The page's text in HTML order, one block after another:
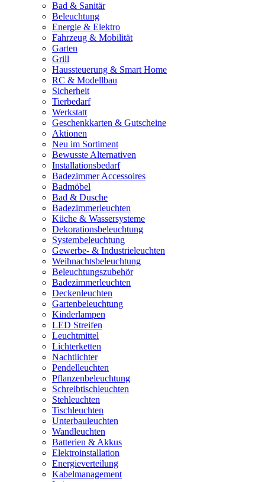
Bad & Sanitär
Beleuchtung
Energie & Elektro
Fahrzeug & Mobilität
Garten
Grill
Haussteuerung & Smart Home
RC & Modellbau
Sicherheit
Tierbedarf
Werkstatt
Geschenkkarten & Gutscheine
Aktionen
Neu im Sortiment
Bewusste Alternativen
Installationsbedarf
Badezimmer Accessoires
Badmöbel
Bad & Dusche
Badezimmerleuchten
Küche & Wassersysteme
Dekorationsbeleuchtung
Systembeleuchtung
Gewerbe- & Industrieleuchten
Weihnachtsbeleuchtung
Beleuchtungszubehör
Badezimmerleuchten
Deckenleuchten
Gartenbeleuchtung
Kinderlampen
LED Streifen
Leuchtmittel
Lichterketten
Nachtlichter
Pendelleuchten
Pflanzenbeleuchtung
Schreibtischleuchten
Stehleuchten
Tischleuchten
Unterbauleuchten
Wandleuchten
Batterien & Akkus
Elektroinstallation
Energieverteilung
Kabelmanagement